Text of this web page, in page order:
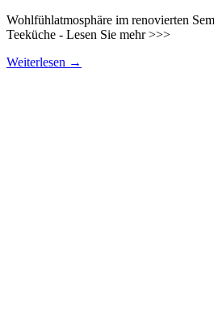
Wohlfühlatmosphäre im renovierten
Teeküche - Lesen Sie mehr >>>
Weiterlesen →